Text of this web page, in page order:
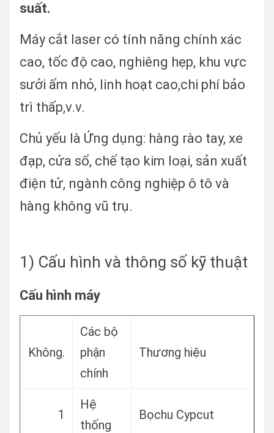
suất.
Máy cắt laser có tính năng chính xác
cao, tốc độ cao, nghiêng hẹp, khu vực
sưởi ấm nhỏ, linh hoạt cao,chi phí bảo
trì thấp,v.v.
Chủ yếu là Ứng dụng: hàng rào tay, xe
đạp, cửa sổ, chế tạo kim loại, sản xuất
điện tử, ngành công nghiệp ô tô và
hàng không vũ trụ.
1) Cấu hình và thông số kỹ thuật
Cấu hình máy
Không.
Các bộ
phận
chính
Thương hiệu
1
Hệ
thống
Bọchu Cypcut